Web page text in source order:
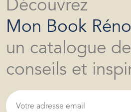
Découvrez
Mon Book
un catalogue de
conseils et